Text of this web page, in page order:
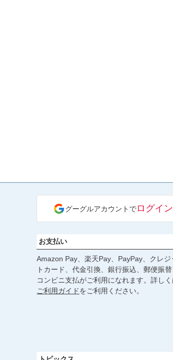
グーグルアカウントでログイ
お支払い
Amazon Pay、楽天Pay、PayPay、クレジ
トカード、代金引換、銀行振込、郵便振替
コンビニ支払がご利用になれます。詳しく
ご利用ガイドをご利用ください。